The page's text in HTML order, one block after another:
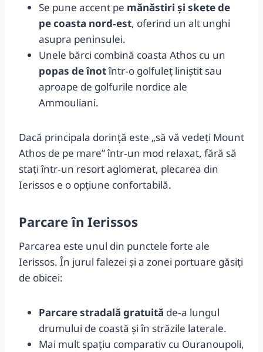
Se pune accent pe mănăstiri și skete de
pe coasta nord‑est, oferind un alt unghi
asupra peninsulei.
Unele bărci combină coasta Athos cu un
popas de înotîntr‑o golfuleț liniștit sau
aproape de golfurile nordice ale
Ammouliani.
Dacă principala dorință este „să vă vedeți Mount
Athos de pe mare” într‑un mod relaxat, fără să
stați într‑un resort aglomerat, plecarea din
Ierissos e o opțiune confortabilă.
Parcare în Ierissos
Parcarea este unul din punctele forte ale
Ierissos. În jurul falezei și a zonei portuare găsiți
de obicei:
Parcare stradală gratuită de‑a lungul
drumului de coastă și în străzile laterale.
Mai mult spațiu comparativ cu Ouranoupoli,